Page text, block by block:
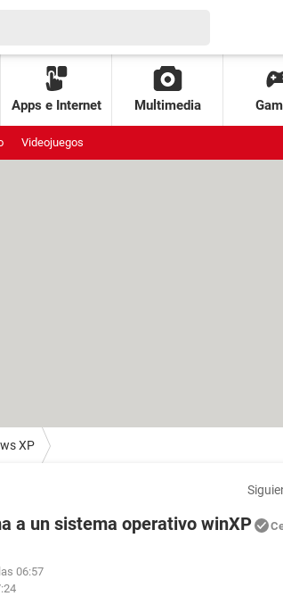
Apps e Internet Multimedia
Videojuegos
XP
a un sistema operativo winXP
06:57